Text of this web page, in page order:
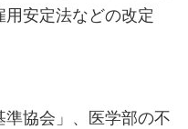
安定法などの改定
協会」、医学部の不